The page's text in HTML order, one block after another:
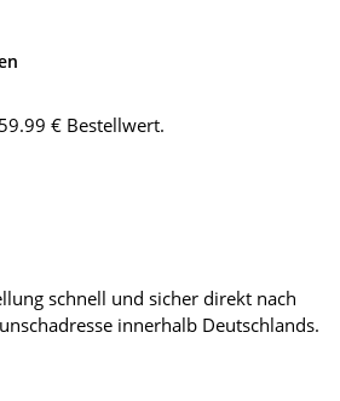
€ Bestellwert.
schnell und sicher direkt nach
innerhalb Deutschlands.